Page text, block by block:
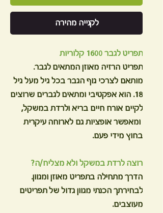
לקנייה מהירה
תפריט לגבר 1600 קלוריות
תפריט הרזיה מאוזן המתאים לגבר.
מותאם לצרכי גוף הגבר בכל גיל מעל גיל
18. הוא אפקטיבי ומתאים לגברים שרוצים
לקיים אורח חיים בריא ולרדת במשקל,
ומאפשר אופציות גם לארוחה עיקרית
בחוץ מידי פעם.
רוצה לרדת במשקל ולא מצליח/ה?
הדרך מתחילה בתפריט מאוזן ומגוון.
לבחירתך הכנתי מגוון גדול של תפריטים
מעוצבים.